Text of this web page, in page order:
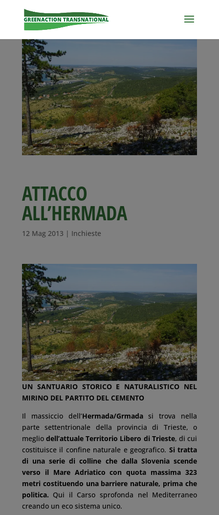
ATTACCO
ALL’HERMADA
12 Mag 2013 | Inchieste
UN SANTUARIO STORICO E NATURALISTICO NEL
MIRINO DEL PARTITO DEL CEMENTO
Il massiccio dell’Hermada/Grmadasi trova nella
parte settentrionale della provincia di Trieste, o
meglio dell’attuale Territorio Libero di Trieste, di cui
costituisce il confine naturale e geografico. Si tratta
di una serie di colline che dalla Slovenia scende
verso il Mare Adriatico con quota massima 323
metri costituendo una barriere naturale, prima che
politica. Qui il Carso sprofonda nel Mediterraneo
creando un eco sistema unico.